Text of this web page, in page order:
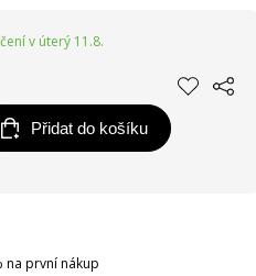
v úterý 11.8.
Přidat do košíku
na první nákup